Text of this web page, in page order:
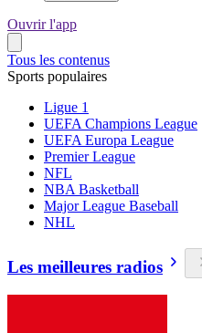
Ouvrir l'app
Tous les contenus
Sports populaires
Ligue 1
UEFA Champions League
UEFA Europa League
Premier League
NFL
NBA Basketball
Major League Baseball
NHL
Les meilleures radios